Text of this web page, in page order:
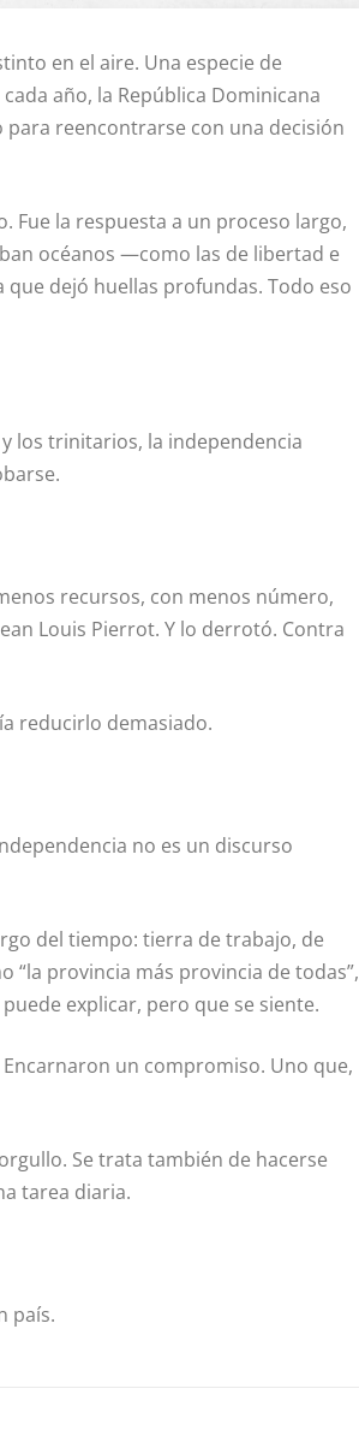
en el aire. Una especie de
año, la República Dominicana
reencontrarse con una decisión
Fue la respuesta a un proceso largo,
océanos —como las de libertad e
dejó huellas profundas. Todo eso
los trinitarios, la independencia
recursos, con menos número,
Louis Pierrot. Y lo derrotó. Contra
reducirlo demasiado.
no es un discurso
del tiempo: tierra de trabajo, de
“la provincia más provincia de todas”,
explicar, pero que se siente.
un compromiso. Uno que,
Se trata también de hacerse
tarea diaria.
país.